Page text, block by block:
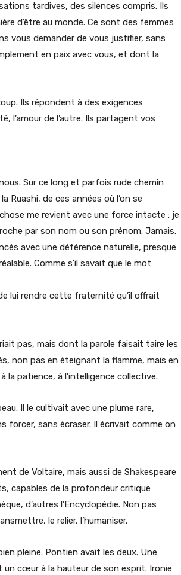
tardives, des silences compris. Ils
d’être au monde. Ce sont des femmes
vous demander de vous justifier, sans
en paix avec vous, et dont la
Ils répondent à des exigences
l’amour de l’autre. Ils partagent vos
Sur ce long et parfois rude chemin
Ruashi, de ces années où l’on se
me revient avec une force intacte : je
par son nom ou son prénom. Jamais.
avec une déférence naturelle, presque
Comme s’il savait que le mot
lui rendre cette fraternité qu’il offrait
pas, mais dont la parole faisait taire les
non pas en éteignant la flamme, mais en
la patience, à l’intelligence collective.
Il le cultivait avec une plume rare,
forcer, sans écraser. Il écrivait comme on
de Voltaire, mais aussi de Shakespeare
capables de la profondeur critique
d’autres l’Encyclopédie. Non pas
le relier, l’humaniser.
pleine. Pontien avait les deux. Une
cœur à la hauteur de son esprit. Ironie